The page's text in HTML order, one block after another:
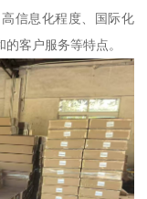
信息化程度、国际化
客户服务等特点。